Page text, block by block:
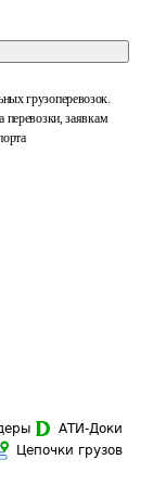
грузоперевозок.
перевозки, заявкам
АТИ-Доки
Цепочки грузов